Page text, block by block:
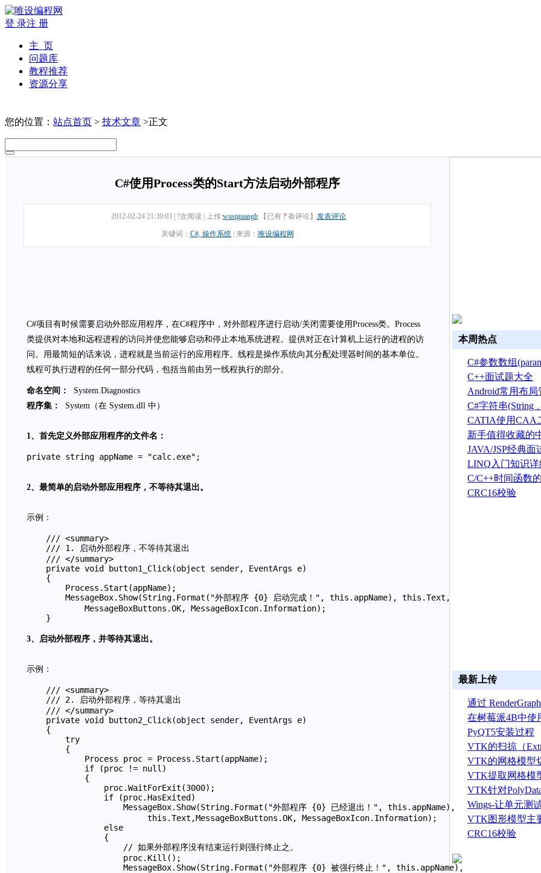
登 录注 册
主 页
问题库
教程推荐
资源分享
您的位置： 站点首页 > 技术文章 >正文
C#使用Process类的Start方法启动外部程序
2012-02-24 21:39:03 ?次阅读 上传:wustguangh 【已有 ? 条评论】 发表评论
关键词： C#, 操作系统 来源： 唯设编程网
C#项目有时候需要启动外部应用程序，在C#程序中，对外部程序进行启动/关闭需要使用Process类。 Process
类提供对本地和远程进程的访问并使您能够启动和停止本地系统进程。提供对正在计算机上运行的进程的访
问。用最简短的话来说，进程就是当前运行的应用程序。线程是操作系统向其分配处理器时间的基本单位。
线程可执行进程的任何一部分代码，包括当前由另一线程执行的部分。
命名空间：
System.Diagnostics
程序集：
System（在 System.dll 中）
1、首先定义外部应用程序的文件名：
private string appName = "calc.exe";
2、最简单的启动外部应用程序，不等待其退出。
示例：
    /// <summary>
    /// 1. 启动外部程序，不等待其退出
    /// </summary>
    private void button1_Click(object sender, EventArgs e)
    {
        Process.Start(appName);
        MessageBox.Show(String.Format("外部程序 {0} 启动完成！", this.appName), this.Text,
MessageBoxButtons.OK, MessageBoxIcon.Information);
    }
3、启动外部程序，并等待其退出。
示例：
    /// <summary>
    /// 2. 启动外部程序，等待其退出
    /// </summary>
    private void button2_Click(object sender, EventArgs e)
    {
        try
        {
            Process proc = Process.Start(appName);
            if (proc != null)
            {
                proc.WaitForExit(3000);
                if (proc.HasExited)
                    MessageBox.Show(String.Format("外部程序 {0} 已经退出！", this.appName),
                         this.Text,MessageBoxButtons.OK, MessageBoxIcon.Information);
                else
                {
                    // 如果外部程序没有结束运行则强行终止之。
                    proc.Kill();
                    MessageBox.Show(String.Format("外部程序 {0} 被强行终止！", this.appName),
本周热点
C#参数数组
C++面试题大全
Android常用布
C#字符串(String
总结
CATIA使用CAA
建草图
新手值得收藏的
新手且英文不好
JAVA/JSP经典面
LINQ入门知识
C/C++时间函数
CRC16校验
最新上传
通过
建 ASTRYN 的
在树莓派4B中使
OpenGL ES程序
PyQT5安装过程
VTK的扫掠（
算法
VTK的网格模型
VTK提取网格模
据算法
VTK针对
线运算
Wings-让单元测
生成
VTK图形模型主
CRC16校验